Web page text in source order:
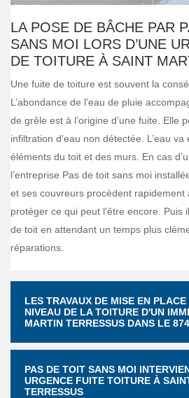
LA POSE DE BÂCHE PAR
SANS MOI LORS D’UNE
DE TOITURE À SAINT
Une fuite de toiture est souvent la
L’abondance de l’eau de pluie
de grêle est à l’origine d’une fuite. Elle
infiltration d’eau non détectée. L’eau
éléments du toit et des murs. En cas
l’entreprise Pas de toit sans moi
et ses couvreurs procèdent rapidement
protéger ce qui peut l’être encore. Puis
de toit en attendant un temps plus
réparations.
LES TRAVAUX DE MISE EN
NIVEAU DE LA TOITURE D'UN
MARTIN TERRESSUS DANS LE
PAS DE TOIT SANS MOI
URGENCE FUITE TOITURE À
TERRESSUS